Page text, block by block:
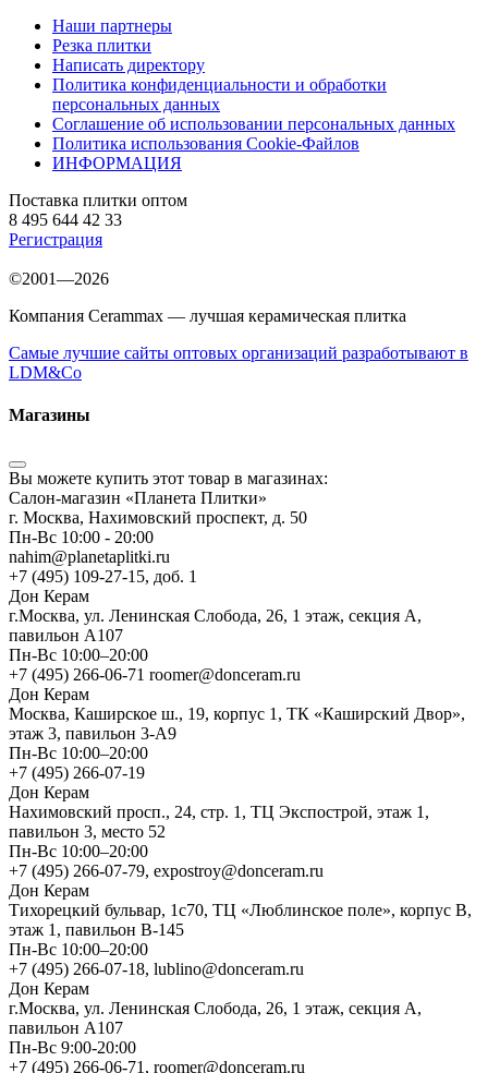
Наши партнеры
Резка плитки
Написать директору
Политика конфиденциальности и обработки
персональных данных
Соглашение об использовании персональных данных
Политика использования Cookie-Файлов
ИНФОРМАЦИЯ
Поставка плитки оптом
8 495 644 42 33
Регистрация
©2001—2026
Компания Cerammax — лучшая керамическая плитка
Самые лучшие сайты оптовых организаций разработывают в
LDM&Co
Магазины
Вы можете купить этот товар в магазинах:
Салон-магазин «Планета Плитки»
г. Москва, Нахимовский проспект, д. 50
Пн-Вс 10:00 - 20:00
nahim@planetaplitki.ru
+7 (495) 109-27-15, доб. 1
Дон Керам
г.Москва, ул. Ленинская Слобода, 26, 1 этаж, секция А,
павильон А107
Пн-Вс 10:00–20:00
+7 (495) 266-06-71 roomer@donceram.ru
Дон Керам
Москва, Каширское ш., 19, корпус 1, ТК «Каширский Двор»,
этаж 3, павильон 3-А9
Пн-Вс 10:00–20:00
+7 (495) 266-07-19
Дон Керам
Нахимовский просп., 24, стр. 1, ТЦ Экспострой, этаж 1,
павильон 3, место 52
Пн-Вс 10:00–20:00
+7 (495) 266-07-79, expostroy@donceram.ru
Дон Керам
Тихорецкий бульвар, 1с70, ТЦ «Люблинское поле», корпус В,
этаж 1, павильон В-145
Пн-Вс 10:00–20:00
+7 (495) 266-07-18, lublino@donceram.ru
Дон Керам
г.Москва, ул. Ленинская Слобода, 26, 1 этаж, секция А,
павильон А107
Пн-Вс 9:00-20:00
+7 (495) 266-06-71, roomer@donceram.ru